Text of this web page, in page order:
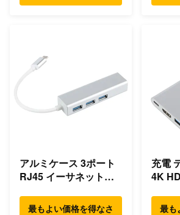
アルミケース 3ポート
RJ45 イーサネット
最もよい価格を得なさ
充電
4K
最も